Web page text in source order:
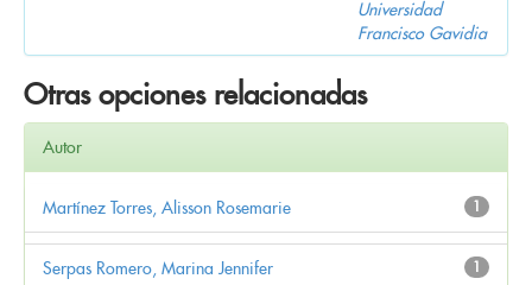
Universidad
Francisco Gavidia
Otras opciones relacionadas
Autor
1
Martínez Torres, Alisson Rosemarie
1
Serpas Romero, Marina Jennifer